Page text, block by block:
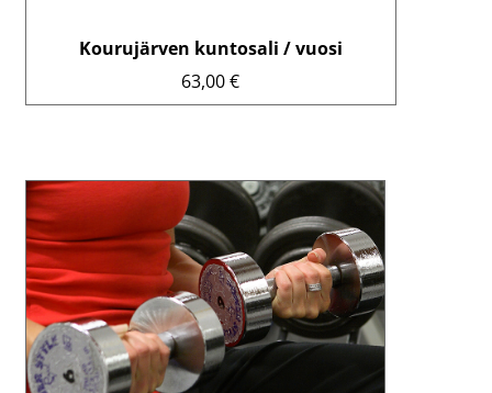
Kourujärven kuntosali / vuosi
63,00€